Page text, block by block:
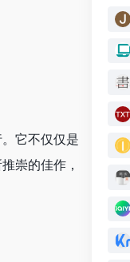
它不仅仅是
崇的佳作，